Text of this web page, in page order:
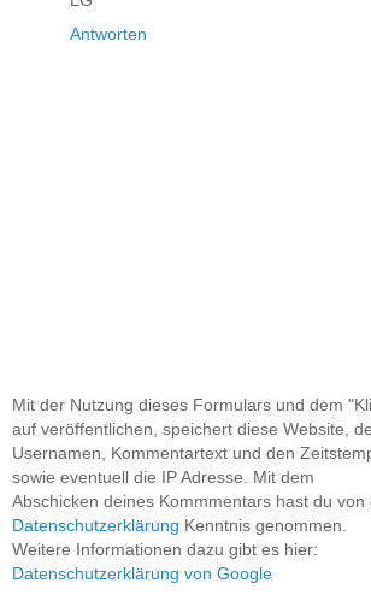
Antworten
Mit der Nutzung dieses Formulars und dem
auf veröffentlichen, speichert diese Website,
Usernamen, Kommentartext und den
sowie eventuell die IP Adresse. Mit dem
Abschicken deines Kommmentars hast du von
Datenschutzerklärung Kenntnis genommen.
Weitere Informationen dazu gibt es hier:
Datenschutzerklärung von Google